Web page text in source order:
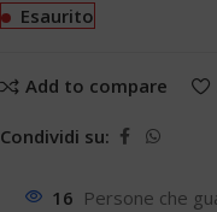
Esaurito
Add to compare
Condividi su:
16 Persone che